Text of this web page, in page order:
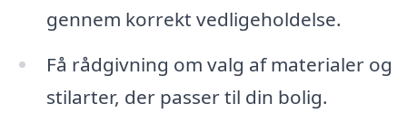
gennem korrekt vedligeholdelse.
Få rådgivning om valg af materialer og
stilarter, der passer til din bolig.